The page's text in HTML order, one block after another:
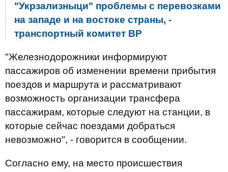
"Укрзализныци" проблемы с перевозками
на западе и на востоке страны, -
транспортный комитет ВР
"Железнодорожники информируют
пассажиров об изменении времени прибытия
поездов и маршрута и рассматривают
возможность организации трансфера
пассажирам, которые следуют на станции, в
которые сейчас поездами добраться
невозможно", - говорится в сообщении.
Согласно ему, на место происшествия